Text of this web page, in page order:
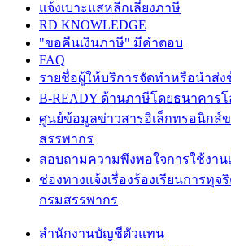
แจ้งเบาะแสหลีกเลี่ยงภาษี
RD KNOWLEDGE
"ขอคืนเงินภาษี" มีคำตอบ
FAQ
รายชื่อผู้ให้บริการจัดทำหรือนำส่
B-READY ด้านภาษีโดยธนาคารโ
ศูนย์ข้อมูลข่าวสารอิเล็กทรอนิกส์
สรรพากร
สอบถามความพึงพอใจการใช้งาน
ช่องทางแจ้งเรื่องร้องเรียนการทุ
กรมสรรพากร
สำนักงานบัญชีตัวแทน